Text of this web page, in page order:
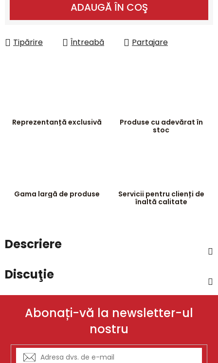
ADAUGĂ ÎN COŞ
Tipărire Întreabă Partajare
Reprezentanță exclusivă
Produse cu adevărat în
stoc
Gama largă de produse
Servicii pentru clienți de
înaltă calitate
Descriere
Discuţie
Abonați-vă la newsletter-ul
nostru